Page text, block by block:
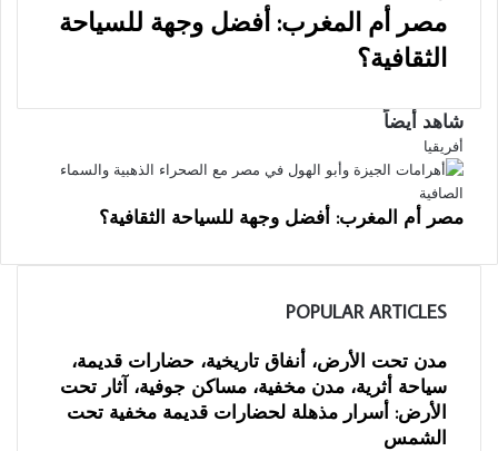
مصر أم المغرب: أفضل وجهة للسياحة
الثقافية؟
شاهد أيضاً
إغلاق
أفريقيا
مصر أم المغرب: أفضل وجهة للسياحة الثقافية؟
POPULAR ARTICLES
مدن تحت الأرض، أنفاق تاريخية، حضارات قديمة،
سياحة أثرية، مدن مخفية، مساكن جوفية، آثار تحت
الأرض: أسرار مذهلة لحضارات قديمة مخفية تحت
الشمس